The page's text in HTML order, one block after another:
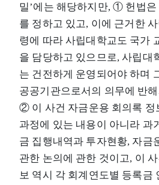
밀’에는 해당하지만, ① 헌법은
를 정하고 있고, 이에 근거한
령에 따라 사립대학교도 국가
을 담당하고 있으므로, 사립대
는 건전하게 운영되어야 하며
공공기관으로서의 의무에 반
② 이 사건 자금운용 회의록 정
과정에 있는 내용이 아니라 과
금 집행내역과 투자현황, 자금
관한 논의에 관한 것이고, 이
보 역시 각 회계연도별 등록금